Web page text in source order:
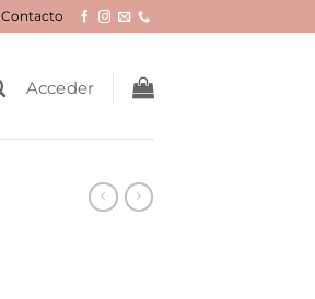
Contacto
Acceder